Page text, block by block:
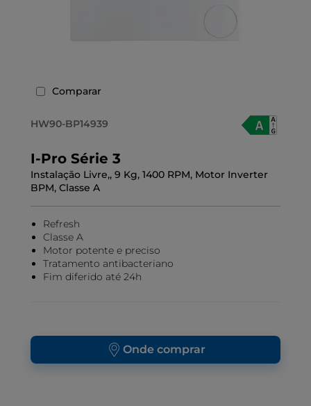
Comparar
HW90-BP14939
I-Pro Série 3
Instalação Livre,, 9 Kg, 1400 RPM, Motor Inverter
BPM, Classe A
Refresh
Classe A
Motor potente e preciso
Tratamento antibacteriano
Fim diferido até 24h
Onde comprar